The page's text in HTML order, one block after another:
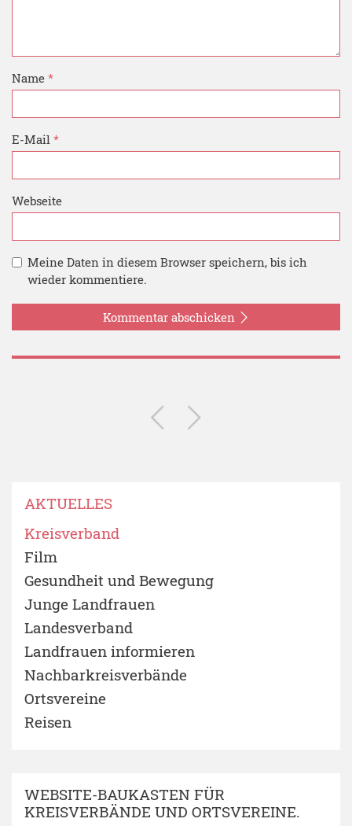
Name *
E-Mail *
Webseite
Meine Daten in diesem Browser speichern, bis ich
wieder kommentiere.
Kommentar abschicken
AKTUELLES
Kreisverband
Film
Gesundheit und Bewegung
Junge Landfrauen
Landesverband
Landfrauen informieren
Nachbarkreisverbände
Ortsvereine
Reisen
WEBSITE-BAUKASTEN FÜR
KREISVERBÄNDE UND ORTSVEREINE.